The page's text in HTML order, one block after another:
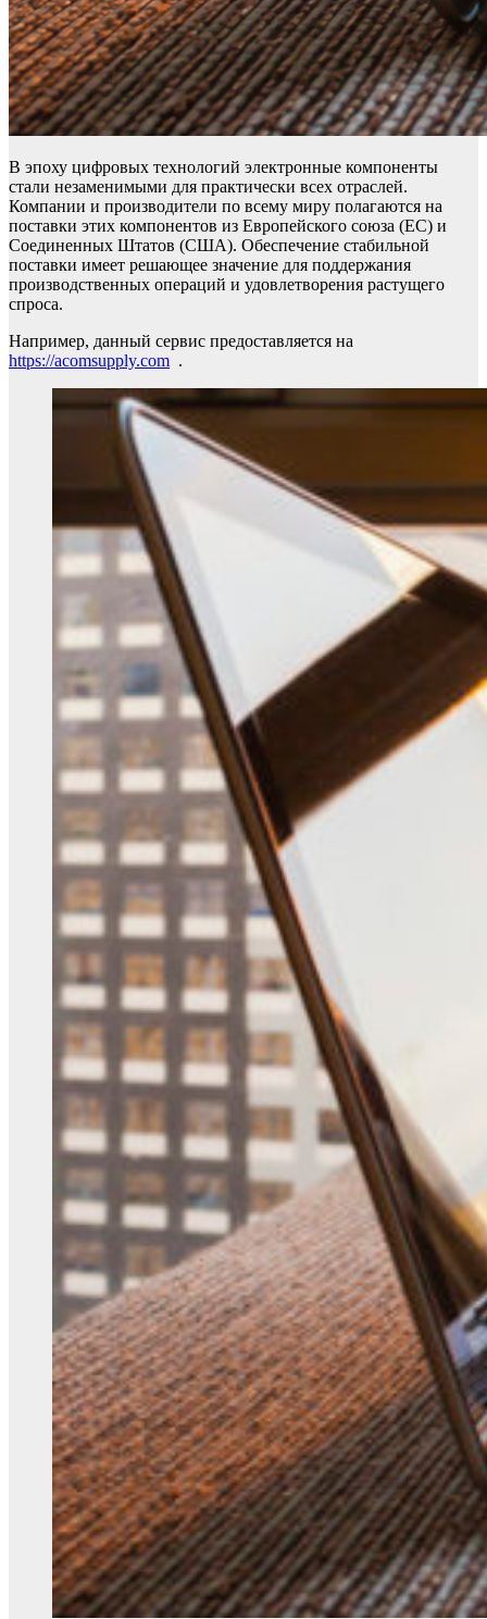
В эпоху цифровых технологий электронные компоненты
стали незаменимыми для практически всех отраслей.
Компании и производители по всему миру полагаются на
поставки этих компонентов из Европейского союза (ЕС) и
Соединенных Штатов (США). Обеспечение стабильной
поставки имеет решающее значение для поддержания
производственных операций и удовлетворения растущего
спроса.
Например, данный сервис предоставляется на
https://acomsupply.com .